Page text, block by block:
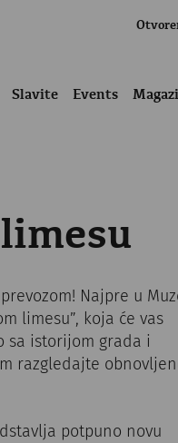
Slavite Events
Najpre u
limesu”, koja će vas
sa istorijom grada i
razgledajte
potpuno novu